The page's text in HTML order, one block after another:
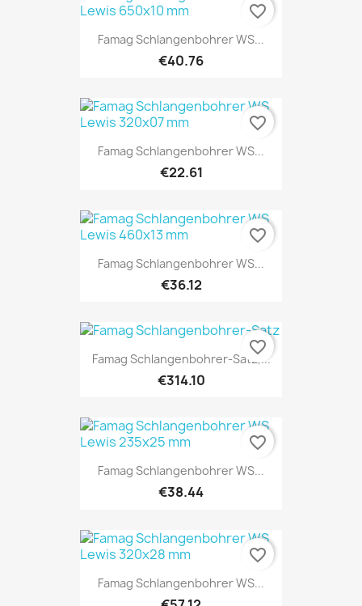
Famag Schlangenbohrer WS...
€40.76
favorite_border
Famag Schlangenbohrer WS...
€22.61
favorite_border
Famag Schlangenbohrer WS...
€36.12
favorite_border
Famag Schlangenbohrer-Satz,...
€314.10
favorite_border
Famag Schlangenbohrer WS...
€38.44
favorite_border
Famag Schlangenbohrer WS...
favorite_border